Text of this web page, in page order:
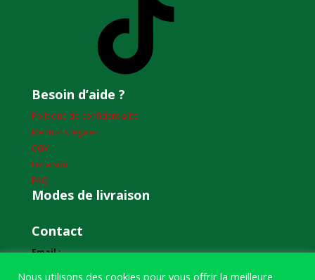
Besoin d’aide ?
Politique de confidentialité
Mentions légales
CGV
Livraison
FAQ
Modes de livraison
Contact
Email :
Nous utilisons des cookies pour vous offrir la meilleure